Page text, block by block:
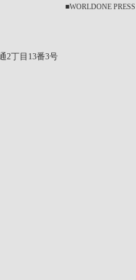
■WORLDONE PRESS
2丁目13番3号